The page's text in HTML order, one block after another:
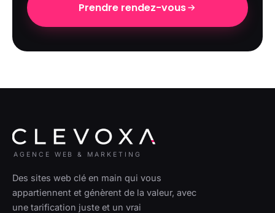
Prendre rendez-vous
AGENCE WEB & MARKETING
Des sites web clé en main qui vous
appartiennent et génèrent de la valeur, avec
une tarification juste et un vrai